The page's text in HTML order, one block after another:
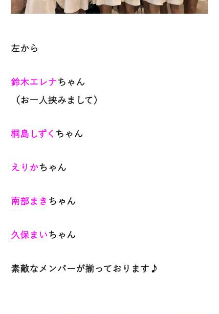
左から
鈴木エレナちゃん
（お一人挟みまして）
桐島しずく ちゃん
えりかちゃん
南部まき ちゃん
久保まいちゃん
素敵なメンバーが揃っております♪